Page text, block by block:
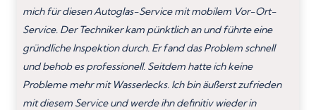
mich für diesen Autoglas-Service mit mobilem Vor-Ort-
Service. Der Techniker kam pünktlich an und führte eine
gründliche Inspektion durch. Er fand das Problem schnell
und behob es professionell. Seitdem hatte ich keine
Probleme mehr mit Wasserlecks. Ich bin äußerst zufrieden
mit diesem Service und werde ihn definitiv wieder in